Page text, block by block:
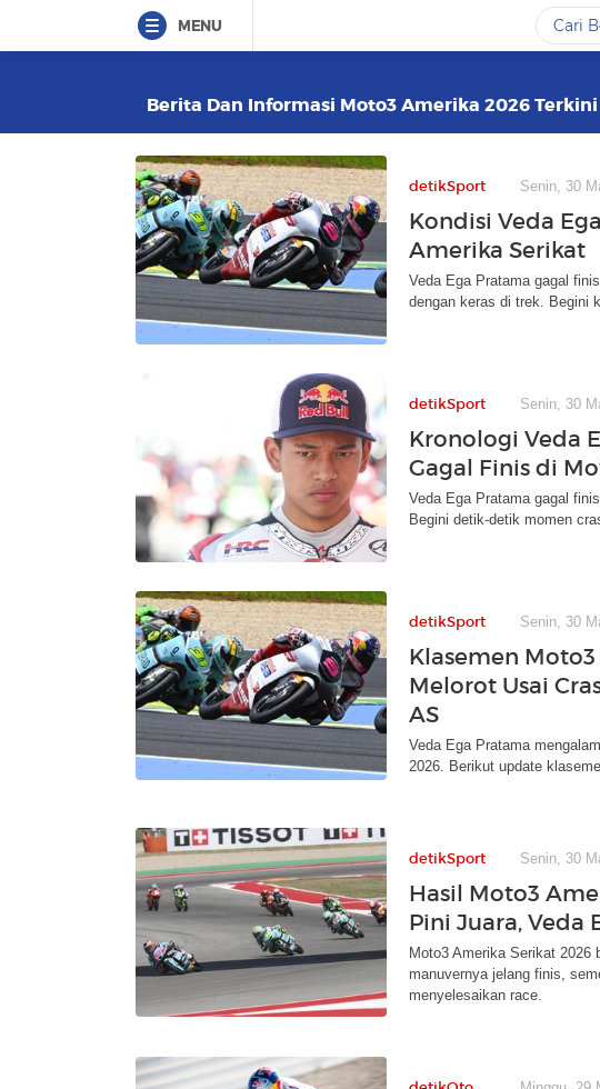
MENU
Berita Dan Informasi Moto3 Amerika 2026
detikSport Senin, 30
Kondisi Veda
Amerika Serikat
Veda Ega Pratama gagal
dengan keras di trek. Begini
detikSport Senin, 30
Kronologi Veda
Gagal Finis di
Veda Ega Pratama gagal
Begini detik-detik momen
detikSport Senin, 30
Klasemen Moto3
Melorot Usai
AS
Veda Ega Pratama
2026. Berikut update
detikSport Senin, 30
Hasil Moto3
Pini Juara, Veda
Moto3 Amerika Serikat 2026
manuvernya jelang finis,
menyelesaikan race.